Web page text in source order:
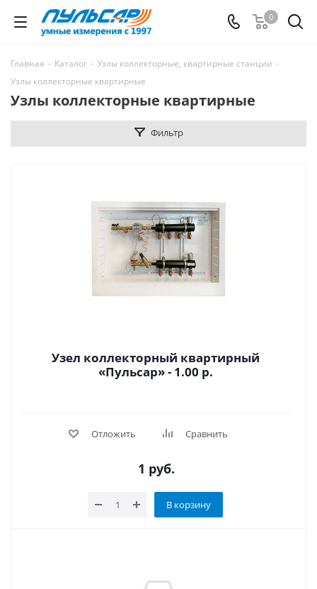
0
Главная - Каталог - Узлы коллекторные, квартирные станции -
Узлы коллекторные квартирные
Узлы коллекторные квартирные
Фильтр
Узел коллекторный квартирный
«Пульсар» - 1.00 р.
Отложить Сравнить
1 руб.
В корзину